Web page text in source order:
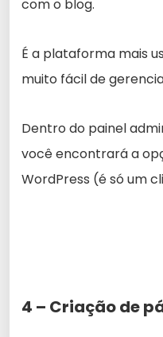
com o blog.
É a plataforma mais
muito fácil de
Dentro do painel
você encontrará a
WordPress (é só um
4 – Criação de